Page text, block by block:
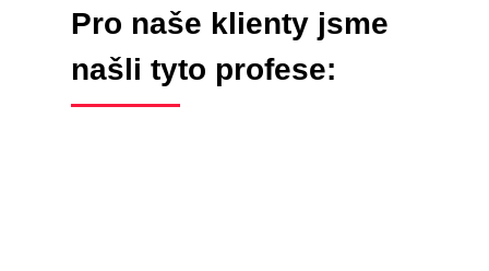
Pro naše klienty jsme
našli tyto profese: